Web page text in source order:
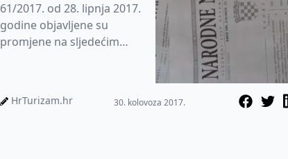
61/2017. od 28. lipnja 2017.
godine objavljene su
promjene na sljedećim
HrTurizam.hr 30. kolovoza 2017.